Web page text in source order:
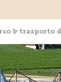
& trasporto